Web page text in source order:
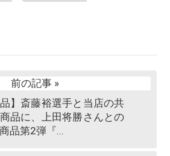
前の記事 »
品】斎藤裕選手と当店の共
品に、上田将勝さんとの
品第2弾『...